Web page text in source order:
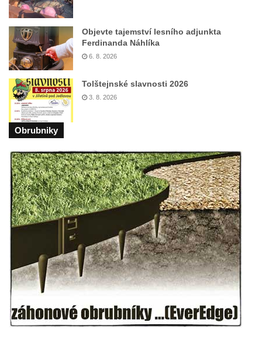
Objevte tajemství lesního adjunkta
Ferdinanda Náhlíka
6. 8. 2026
Tolštejnské slavnosti 2026
3. 8. 2026
Obrubniky